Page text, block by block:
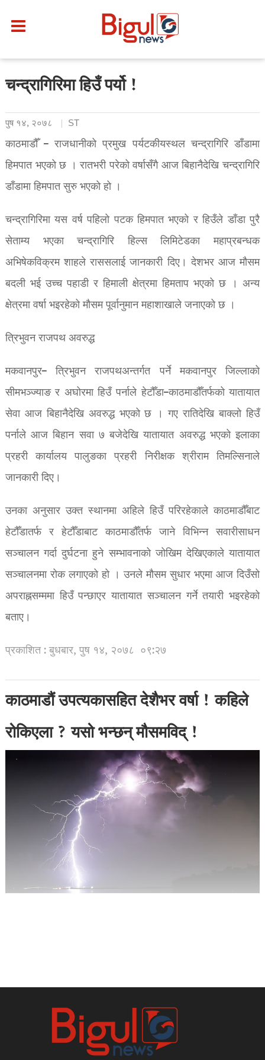
चन्द्रागिरिमा हिउँ पर्यो !
पुष १४, २०७८ ST
काठमाडौँ – राजधानीको प्रमुख पर्यटकीयस्थल चन्द्रागिरि डाँडामा
हिमपात भएको छ । रातभरी परेको वर्षासँगै आज बिहानैदेखि चन्द्रागिरि
डाँडामा हिमपात सुरु भएको हो ।
चन्द्रागिरिमा यस वर्ष पहिलो पटक हिमपात भएको र हिउँले डाँडा पुरै
सेताम्य भएका चन्द्रागिरि हिल्स लिमिटेडका महाप्रबन्धक
अभिषेकविक्रम शाहले राससलाई जानकारी दिए। देशभर आज मौसम
बदली भई उच्च पहाडी र हिमाली क्षेत्रमा हिमताप भएको छ । अन्य
क्षेत्रमा वर्षा भइरहेको मौसम पूर्वानुमान महाशाखाले जनाएको छ ।
त्रिभुवन राजपथ अवरुद्ध
मकवानपुर– त्रिभुवन राजपथअन्तर्गत पर्ने मकवानपुर जिल्लाको
सीमभञ्ज्याङ र अघोरमा हिउँ पर्नाले हेटौँडा–काठमाडौँतर्फको यातायात
सेवा आज बिहानैदेखि अवरुद्ध भएको छ । गए रातिदेखि बाक्लो हिउँ
पर्नाले आज बिहान सवा ७ बजेदेखि यातायात अवरुद्ध भएको इलाका
प्रहरी कार्यालय पालुङका प्रहरी निरीक्षक श्रीराम तिमल्सिनाले
जानकारी दिए।
उनका अनुसार उक्त स्थानमा अहिले हिउँ परिरहेकाले काठमाडौँबाट
हेटौँडातर्फ र हेटौँडाबाट काठमाडौँतर्फ जाने विभिन्न सवारीसाधन
सञ्चालन गर्दा दुर्घटना हुने सम्भावनाको जोखिम देखिएकाले यातायात
सञ्चालनमा रोक लगाएको हो । उनले मौसम सुधार भएमा आज दिउँसो
अपराह्नसम्ममा हिउँ पन्छाएर यातायात सञ्चालन गर्ने तयारी भइरहेको
बताए।
प्रकाशित : बुधबार, पुष १४, २०७८ ०९:२७
काठमाडाैं उपत्यकासहित देशैभर वर्षा ! कहिले
रोकिएला ? यसो भन्छन् मौसमविद् !